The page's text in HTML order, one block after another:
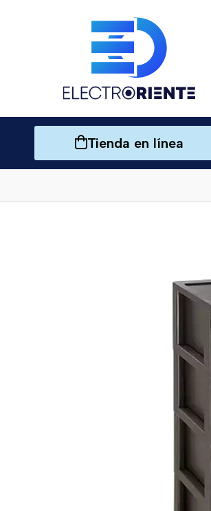
Tienda en línea